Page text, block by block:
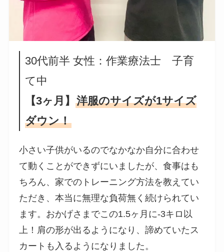
30代前半 女性：作業療法士 子育
て中
【3ヶ月】洋服のサイズが1サイズ
ダウン！
小さい子供がいるのでなかなか自分に合わせ
て動くことができずにいましたが、食事はも
ちろん、家でのトレーニング方法を教えてい
ただき、本当に無理な負荷無く続けられてい
ます。おかげさまでこの1.5ヶ月に-3キロ以
上！肩の形が出るようになり、諦めていたス
カートも入るようになりました。